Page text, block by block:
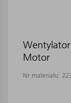
Motor
Nr materiału: